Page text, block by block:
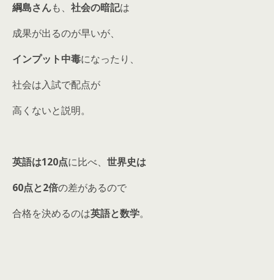
綱島さんも、 社会の暗記は
成果が出るのが早いが、
インプット中毒になったり、
社会は入試で配点が
高くないと説明。
英語は120点に比べ、 世界史は
60点と2倍の差があるので
合格を決めるのは英語と数学。